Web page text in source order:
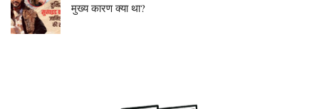
मुख्य कारण क्या था?